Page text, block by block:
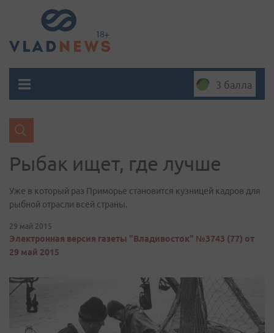
3 балла
Рыбак ищет, где лучше
Уже в который раз Приморье становится кузницей кадров для
рыбной отрасли всей страны.
29 май 2015
Электронная версия газеты "Владивосток" №3743 (77) от
29 май 2015